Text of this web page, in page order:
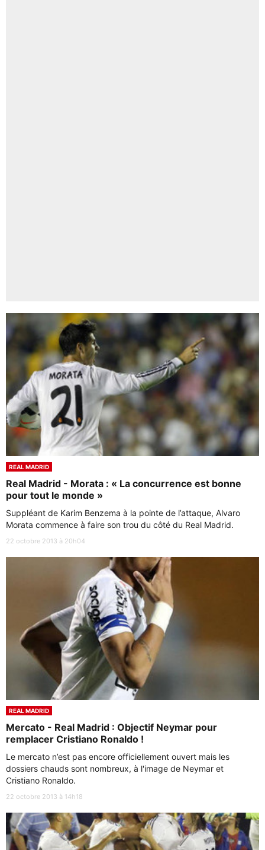
REAL MADRID
Real Madrid - Morata : « La concurrence est bonne
pour tout le monde »
Suppléant de Karim Benzema à la pointe de l’attaque, Alvaro
Morata commence à faire son trou du côté du Real Madrid.
22 octobre 2013 à 20h04
REAL MADRID
Mercato - Real Madrid : Objectif Neymar pour
remplacer Cristiano Ronaldo !
Le mercato n’est pas encore officiellement ouvert mais les
dossiers chauds sont nombreux, à l'image de Neymar et
Cristiano Ronaldo.
22 octobre 2013 à 14h18